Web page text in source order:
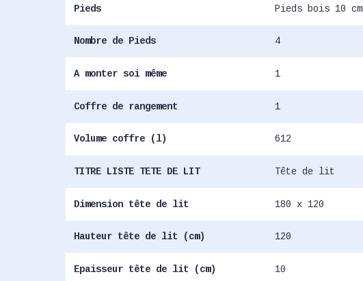
Pieds Pieds bois 10 cm
Nombre de Pieds 4
A monter soi même 1
Coffre de rangement 1
Volume coffre (l) 612
TITRE LISTE TETE DE LIT Tête de lit
Dimension tête de lit 180 x 120
Hauteur tête de lit (cm) 120
Epaisseur tête de lit (cm) 10